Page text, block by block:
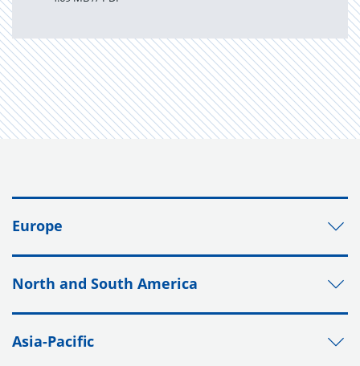
Europe
North and South America
Asia-Pacific